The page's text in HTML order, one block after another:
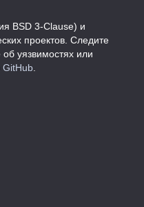
BSD 3-Clause) и
проектов. Следите
уязвимостях или
GitHub.